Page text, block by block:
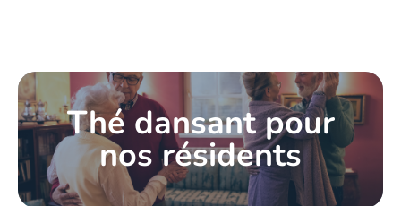
Thé dansant pour
nos résidents